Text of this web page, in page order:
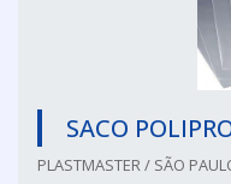
SACO
PLASTMASTER / SÃO